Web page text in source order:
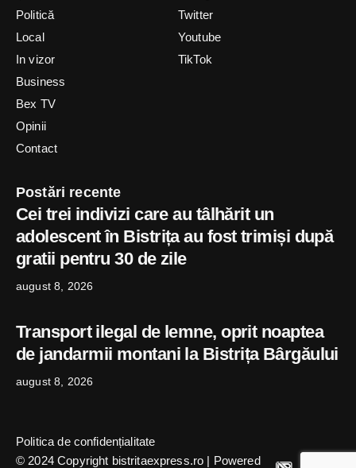
Politică
Local
In vizor
Business
Bex TV
Opinii
Contact
Twitter
Youtube
TikTok
Postări recente
Cei trei indivizi care au tâlhărit un
adolescent în Bistrița au fost trimiși după
gratii pentru 30 de zile
august 8, 2026
Transport ilegal de lemne, oprit noaptea
de jandarmii montani la Bistrița Bârgăului
august 8, 2026
© 2024 Copyright bistritaexpress.ro | Powered
Politica de confidențialitate